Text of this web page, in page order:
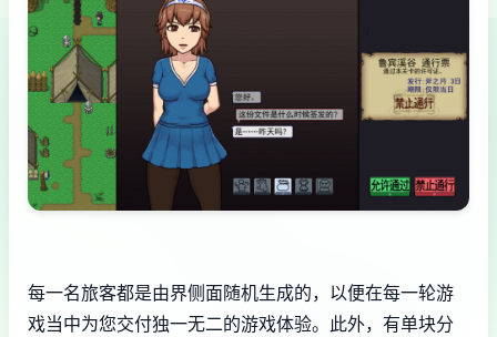
每一名旅客都是由界侧面随机生成的，以便在每一轮游
戏当中为您交付独一无二的游戏体验。此外，有单块分